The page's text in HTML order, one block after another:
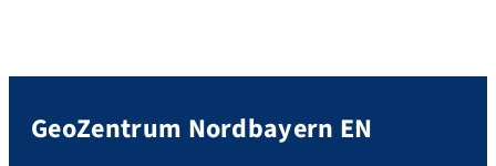
GeoZentrum Nordbayern EN